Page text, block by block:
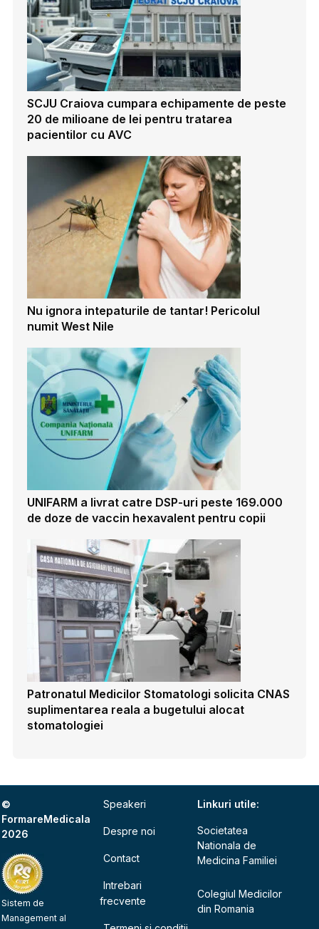
SCJU Craiova cumpara echipamente de peste
20 de milioane de lei pentru tratarea
pacientilor cu AVC
Nu ignora intepaturile de tantar! Pericolul
numit West Nile
UNIFARM a livrat catre DSP-uri peste 169.000
de doze de vaccin hexavalent pentru copii
Patronatul Medicilor Stomatologi solicita CNAS
suplimentarea reala a bugetului alocat
stomatologiei
©
FormareMedicala
2026
Sistem de
Management al
Speakeri
Despre noi
Contact
Intrebari
frecvente
Linkuri utile:
Societatea
Nationala de
Medicina Familiei
Colegiul Medicilor
din Romania